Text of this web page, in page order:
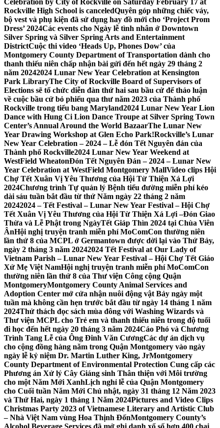
Celebration by City of Rockville on Saturday February 17 at
Rockville High School is canceledQuyên góp những chiếc váy,
bộ vest và phụ kiện đã sử dụng hay đồ mới cho ‘Project Prom
Dress’ 2024Các events cho Ngày lễ tình nhân ở Downtown
Silver Spring và Silver Spring Arts and Entertainment
DistrictCuộc thi video ‘Heads Up, Phones Dow’ của
Montgomery County Department of Transportation dành cho
thanh thiếu niên chấp nhận bài gửi đến hết ngày 29 tháng 2
năm 20242024 Lunar New Year Celebration at Kensington
Park LibraryThe City of Rockville Board of Supervisors of
Elections sẽ tổ chức diễn đàn thứ hai sau bầu cử để thảo luận
về cuộc bầu cử bỏ phiếu qua thư năm 2023 của Thành phố
Rockville trong tiểu bang Maryland2024 Lunar New Year Lion
Dance with Hung Ci Lion Dance Troupe at Silver Spring Town
Center’s Annual Around the World BazaarThe Lunar New
Year Drawing Workshop at Glen Echo Park!Rockville’s Lunar
New Year Celebration – 2024 – Lễ đón Tết Nguyên đán của
Thành phố Rockville2024 Lunar New Year Weekend at
WestField WheatonĐón Tết Nguyên Đán – 2024 – Lunar New
Year Celebration at WestField Montgomery MallVideo clips Hội
Chợ Tết Xuân Vị Yêu Thương của Hội Từ Thiện Xá Lợi
2024Chương trình Tự quản lý Bệnh tiểu đường miễn phí kéo
dài sáu tuần bắt đầu từ thứ Năm ngày 22 tháng 2 năm
20242024 – Tết Festival – Lunar New Year Festival – Hội Chợ
Tết Xuân Vị Yêu Thương của Hội Từ Thiện Xá Lợi –Đón Giao
Thừa và Lễ Phật trong NgàyTết Giáp Thìn 2024 tại Chùa Viên
ÂnHội nghị truyện tranh miễn phí MoComCon thường niên
lần thứ 8 của MCPL ở Germantown được dời lại vào Thứ Bảy,
ngày 2 tháng 3 năm 20242024 Tết Festival at Our Lady of
Vietnam Parish – Lunar New Year Festival – Hội Chợ Tết Giáo
Xứ Mẹ Việt NamHội nghị truyện tranh miễn phí MoComCon
thường niên lần thứ 8 của Thư viện Công cộng Quận
MontgomeryMontgomery County Animal Services and
Adoption Center mở cửa nhận nuôi động vật Bảy ngày một
tuần mà không cần hẹn trước bắt đầu từ ngày 14 tháng 1 năm
2024Thử thách đọc sách mùa đông với Washing Wizards và
Thư viện MCPL cho Trẻ em và thanh thiếu niên trong độ tuổi
đi học đến hết ngày 20 tháng 3 năm 2024Cáo Phó và Chương
Trình Tang Lễ của Ông Đinh Văn CươngCác dự án dịch vụ
cho cộng đồng hàng năm trong Quận Montgomery vào ngày
ngày lễ kỷ niệm Dr. Martin Luther King, JrMontgomery
County Department of Environmental Protection Cung cấp các
Phương án Xử lý Cây Giáng sinh Thân thiện với Môi trường
cho một Năm Mới XanhLịch nghỉ lễ của Quận Montgomery
cho Cuối tuần Năm Mới Chủ nhật, ngày 31 tháng 12 Năm 2023
và Thứ Hai, ngày 1 tháng 1 Năm 2024Pictures and Video Clips
Christmas Party 2023 of Vietnamese Literary and Artistic Club
– Nhà Việt Nam vùng Hoa Thịnh ĐốnMontgomery County’s
Alcohol Beverage Services đã mở ghi danh xổ số hơn 400 chai